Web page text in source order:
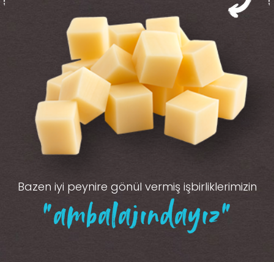
Bazen iyi peynire gönül vermiş işbirliklerimizin
“ambalajındayız”